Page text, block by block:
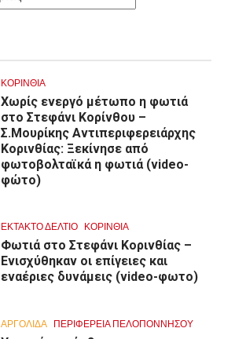
ΚΟΡΙΝΘΊΑ
Χωρίς ενεργό μέτωπο η φωτιά
στο Στεφάνι Κορίνθου –
Σ.Μουρίκης Αντιπεριφερειάρχης
Κορινθίας: Ξεκίνησε από
φωτοβολταϊκά η φωτιά (video-
φώτο)
ΕΚΤΑΚΤΟ ΔΕΛΤΙΟ ΚΟΡΙΝΘΊΑ
Φωτιά στο Στεφάνι Κορινθίας –
Ενισχύθηκαν οι επίγειες και
εναέριες δυνάμεις (video-φωτο)
ΑΡΓΟΛΙΔΑ ΠΕΡΙΦΈΡΕΙΑ ΠΕΛΟΠΟΝΝΉΣΟΥ